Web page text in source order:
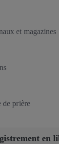
et magazines
de prière
en